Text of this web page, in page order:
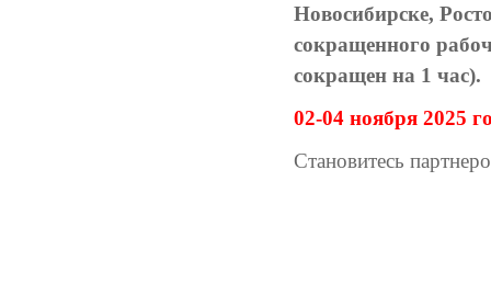
Новосибирске,
сокращенного
сокращен на 1 час).
02-04 ноября 2025
Становитесь